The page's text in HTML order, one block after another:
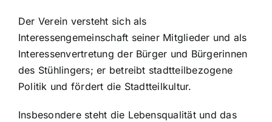
Der Verein versteht sich als
Interessengemeinschaft seiner Mitglieder und als
Interessenvertretung der Bürger und Bürgerinnen
des Stühlingers; er betreibt stadtteilbezogene
Politik und fördert die Stadtteilkultur.
Insbesondere steht die Lebensqualität und das